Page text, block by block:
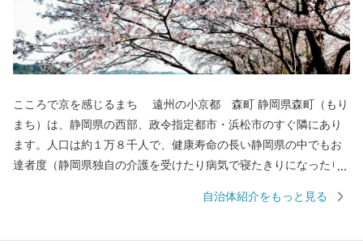
こころで京を感じるまち 遠州の小京都 森町 静岡県森町（もり
まち）は、静岡県の西部、政令指定都市・浜松市のすぐ隣にあり
ます。人口は約１万８千人で、健康寿命の長い静岡県の中でもお
達者度（静岡県独自の介護を受けたり病気で寝たきりになったり
自治体紹介をもっと見る